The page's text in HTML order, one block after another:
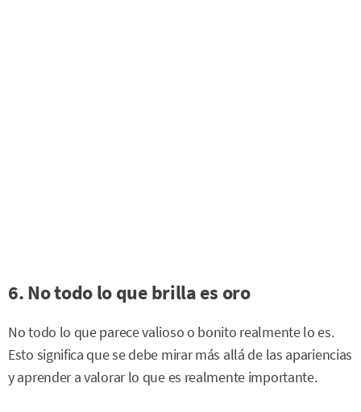
6. No todo lo que brilla es oro
No todo lo que parece valioso o bonito realmente lo es.
Esto significa que se debe mirar más allá de las apariencias
y aprender a valorar lo que es realmente importante.